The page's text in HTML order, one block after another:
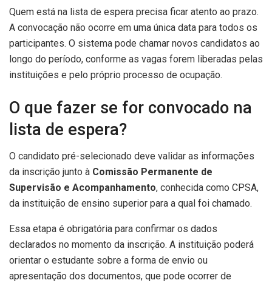
Quem está na lista de espera precisa ficar atento ao prazo.
A convocação não ocorre em uma única data para todos os
participantes. O sistema pode chamar novos candidatos ao
longo do período, conforme as vagas forem liberadas pelas
instituições e pelo próprio processo de ocupação.
O que fazer se for convocado na
lista de espera?
O candidato pré-selecionado deve validar as informações
da inscrição junto à Comissão Permanente de
Supervisão e Acompanhamento, conhecida como CPSA,
da instituição de ensino superior para a qual foi chamado.
Essa etapa é obrigatória para confirmar os dados
declarados no momento da inscrição. A instituição poderá
orientar o estudante sobre a forma de envio ou
apresentação dos documentos, que pode ocorrer de